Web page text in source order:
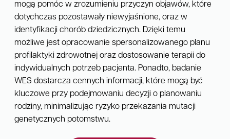
mogą pomóc w zrozumieniu przyczyn objawów, które
dotychczas pozostawały niewyjaśnione, oraz w
identyfikacji chorób dziedzicznych. Dzięki temu
możliwe jest opracowanie spersonalizowanego planu
profilaktyki zdrowotnej oraz dostosowanie terapii do
indywidualnych potrzeb pacjenta. Ponadto, badanie
WES dostarcza cennych informacji, które mogą być
kluczowe przy podejmowaniu decyzji o planowaniu
rodziny, minimalizując ryzyko przekazania mutacji
genetycznych potomstwu.